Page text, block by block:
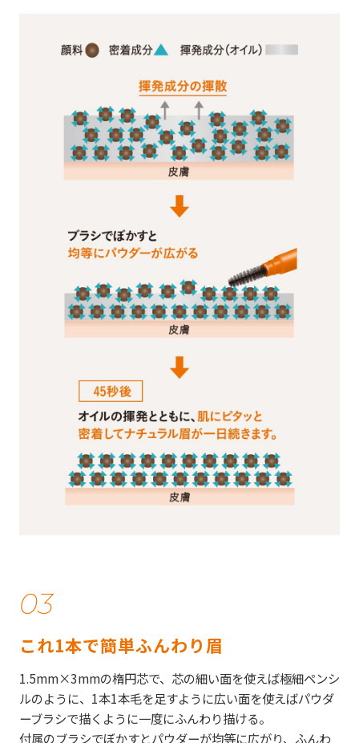
03
これ1本で簡単ふんわり眉
1.5mm×3mmの楕円芯で、芯の細い面を使えば極細ペンシ
ルのように、1本1本毛を足すように広い面を使えばパウダ
ーブラシで描くように一度にふんわり描ける。
付属のブラシでぼかすとパウダーが均等に広がり、ふんわ